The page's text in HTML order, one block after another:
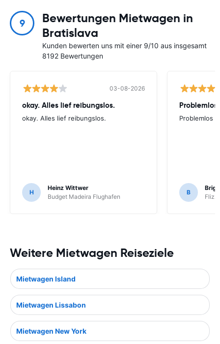
9
Bewertungen Mietwagen in
Bratislava
Kunden bewerten uns mit einer 9/10 aus insgesamt
8192 Bewertungen
03-08-2026
okay. Alles lief reibungslos.
okay. Alles lief reibungslos.
H
Heinz Wittwer
Budget Madeira Flughafen
Problemlos
Problemlos
B
Weitere Mietwagen Reiseziele
Mietwagen Island
Mietwagen Lissabon
Mietwagen New York